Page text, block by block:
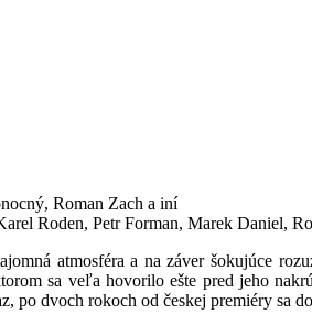
Roman Zach a iní
Roden, Petr Forman, Marek Daniel,
atmosféra a na záver šokujúce
sa veľa hovorilo ešte pred jeho
po dvoch rokoch od českej premiéry sa